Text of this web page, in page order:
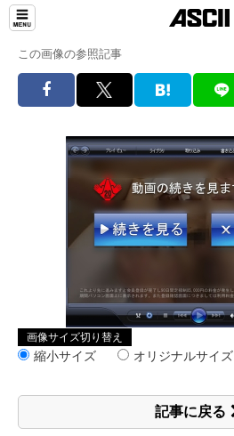
この画像の参照記事
画像サイズ切り替え
縮小サイズ オリジナルサイズ
記事に戻る